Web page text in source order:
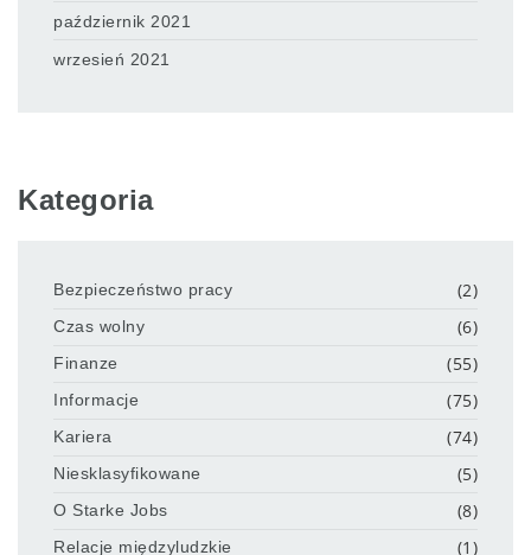
październik 2021
wrzesień 2021
Kategoria
Bezpieczeństwo pracy (2)
Czas wolny (6)
Finanze (55)
Informacje (75)
Kariera (74)
Niesklasyfikowane (5)
O Starke Jobs (8)
Relacje międzyludzkie (1)